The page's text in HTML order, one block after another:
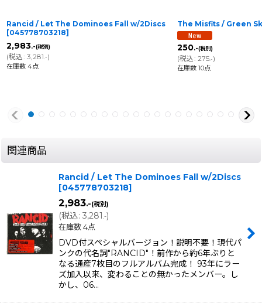
Rancid / Let The Dominoes Fall w/2Discs
[045778703218]
2,983.-(税別)
(税込: 3,281.-)
在庫数 4点
The Misfits / Green
250.-(税別)
(税込: 275.-)
在庫数 10点
関連商品
Rancid / Let The Dominoes Fall w/2Discs
[045778703218]
2,983.-(税別)
(税込: 3,281.-)
在庫数 4点
DVD付スペシャルバージョン！説明不要！現代パ
ンクの代名詞"RANCID"！前作から約6年ぶりと
なる通産7枚目のフルアルバム完成！ 93年にラー
ズ加入以来、変わることの無かったメンバー。し
かし、06…